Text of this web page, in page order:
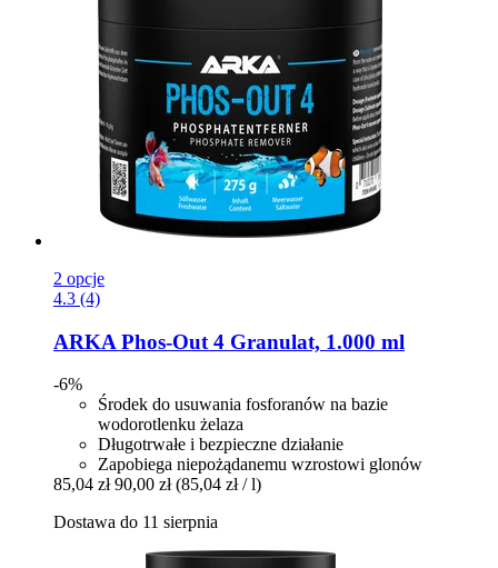
2 opcje
4.3 (4)
ARKA Phos-​Out 4 Granulat, 1.000 ml
-6%
Środek do usuwania fosforanów na bazie
wodorotlenku żelaza
Długotrwałe i bezpieczne działanie
Zapobiega niepożądanemu wzrostowi glonów
85,04 zł 90,00 zł (85,04 zł / l)
Dostawa do 11 sierpnia